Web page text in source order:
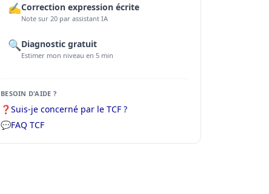
✍️Correction expression écrite
Note sur 20 par assistant IA
🔍 Diagnostic gratuit
Estimer mon niveau en 5 min
BESOIN D'AIDE ?
❓Suis-je concerné par le TCF ?
💬FAQ TCF